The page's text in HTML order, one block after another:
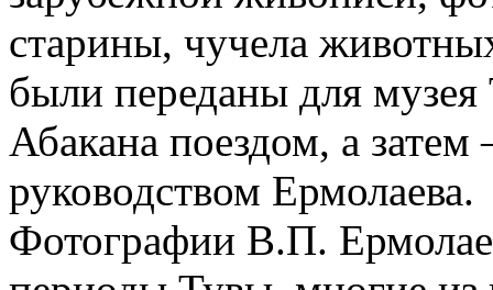
старины, чучела
были переданы для музея
Абакана поездом, а
руководством Ермолаева.
Фотографии В.П.